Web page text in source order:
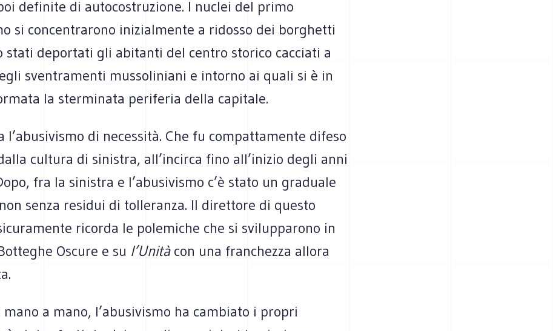
definite di autocostruzione. I nuclei del primo
si concentrarono inizialmente a ridosso dei borghetti
stati deportati gli abitanti del centro storico cacciati a
sventramenti mussoliniani e intorno ai quali si è in
la sterminata periferia della capitale.
l’abusivismo di necessità. Che fu compattamente difeso
cultura di sinistra, all’incirca fino all’inizio degli anni
fra la sinistra e l’abusivismo c’è stato un graduale
senza residui di tolleranza. Il direttore di questo
ricorda le polemiche che si svilupparono in
Oscure e su l’Unitàcon una franchezza allora
a mano, l’abusivismo ha cambiato i propri